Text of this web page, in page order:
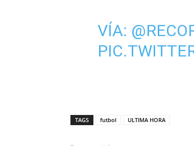
VÍA:
TAGS futbol ULTIMA HORA